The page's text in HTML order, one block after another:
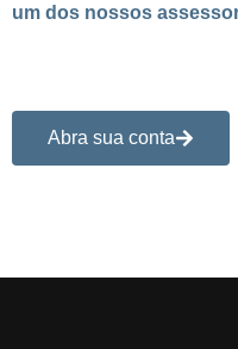
um dos nossos
Abra sua conta